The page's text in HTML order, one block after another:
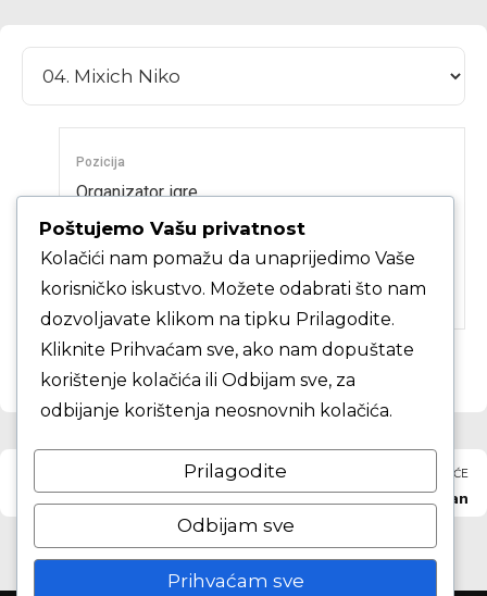
Pozicija
Organizator igre
Trenutna ekipa
SMB, KK Samobor mlađi kadeti, SMB, KK
Samobor mlađi kadeti
Sirovica Marin
SLJEDEĆE
Mihalić Dorijan
Poštujemo Vašu privatnost
Kolačići nam pomažu da unaprijedimo Vaše
korisničko iskustvo. Možete odabrati što nam
dozvoljavate klikom na tipku Prilagodite.
Kliknite Prihvaćam sve, ako nam dopuštate
korištenje kolačića ili Odbijam sve, za
odbijanje korištenja neosnovnih kolačića.
Prilagodite
Odbijam sve
Prihvaćam sve